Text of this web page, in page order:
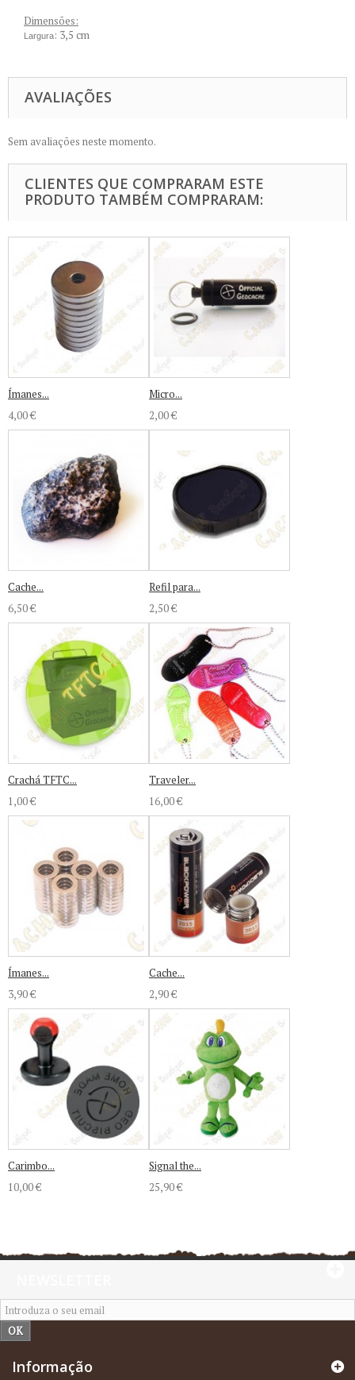
Dimensões:
Largura: 3,5 cm
AVALIAÇÕES
Sem avaliações neste momento.
CLIENTES QUE COMPRARAM ESTE
PRODUTO TAMBÉM COMPRARAM:
Ímanes...
4,00 €
Micro...
2,00 €
Cache...
6,50 €
Refil para...
2,50 €
Crachá TFTC...
1,00 €
Traveler...
16,00 €
Ímanes...
3,90 €
Cache...
2,90 €
Carimbo...
10,00 €
Signal the...
25,90 €
OK
Informação